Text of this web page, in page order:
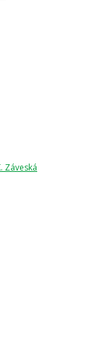
Záveská